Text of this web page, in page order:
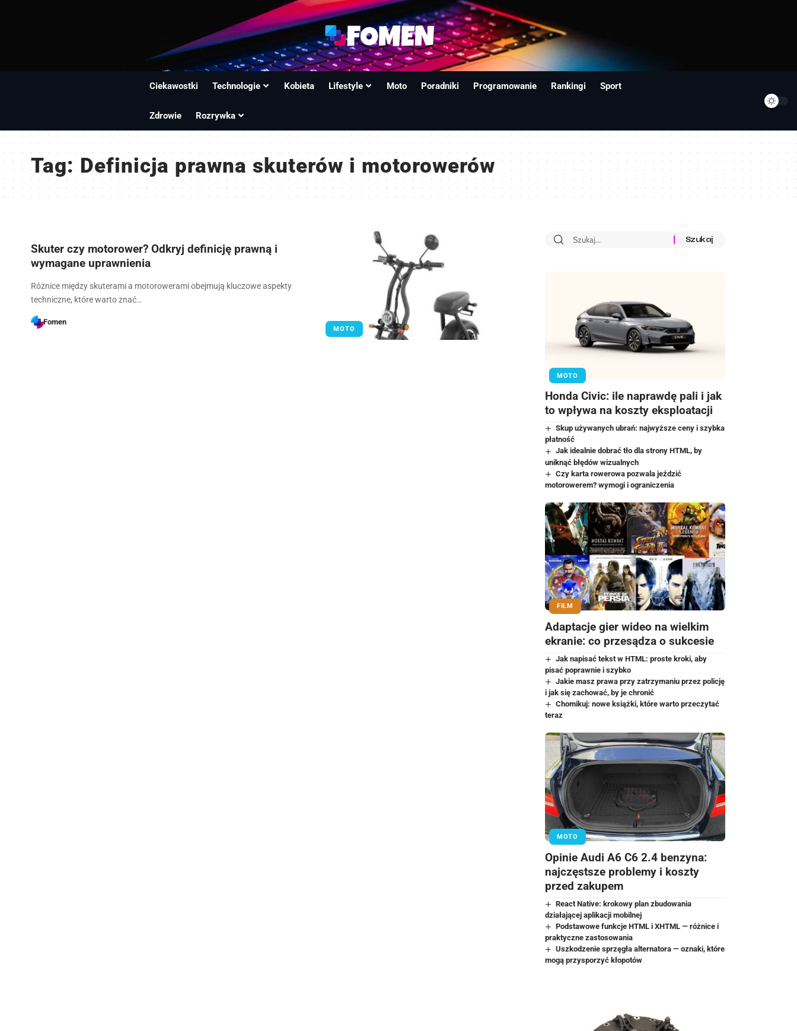
Ciekawostki Technologie Kobieta Lifestyle Moto Poradniki Programowanie Rankingi Sport
Zdrowie Rozrywka
Tag:Definicja prawna skuterów i motorowerów
MOTO
Skuter czy motorower? Odkryj definicję prawną i
wymagane uprawnienia
Różnice między skuterami a motorowerami obejmują kluczowe aspekty
techniczne, które warto znać…
Fomen
MOTO
Honda Civic: ile naprawdę pali i jak
to wpływa na koszty eksploatacji
Skup używanych ubrań: najwyższe ceny i szybka
płatność
Jak idealnie dobrać tło dla strony HTML, by
uniknąć błędów wizualnych
Czy karta rowerowa pozwala jeździć
motorowerem? wymogi i ograniczenia
FILM
Adaptacje gier wideo na wielkim
ekranie: co przesądza o sukcesie
Jak napisać tekst w HTML: proste kroki, aby
pisać poprawnie i szybko
Jakie masz prawa przy zatrzymaniu przez policję
i jak się zachować, by je chronić
Chomikuj: nowe książki, które warto przeczytać
teraz
MOTO
Opinie Audi A6 C6 2.4 benzyna:
najczęstsze problemy i koszty
przed zakupem
React Native: krokowy plan zbudowania
działającej aplikacji mobilnej
Podstawowe funkcje HTML i XHTML — różnice i
praktyczne zastosowania
Uszkodzenie sprzęgła alternatora — oznaki, które
mogą przysporzyć kłopotów